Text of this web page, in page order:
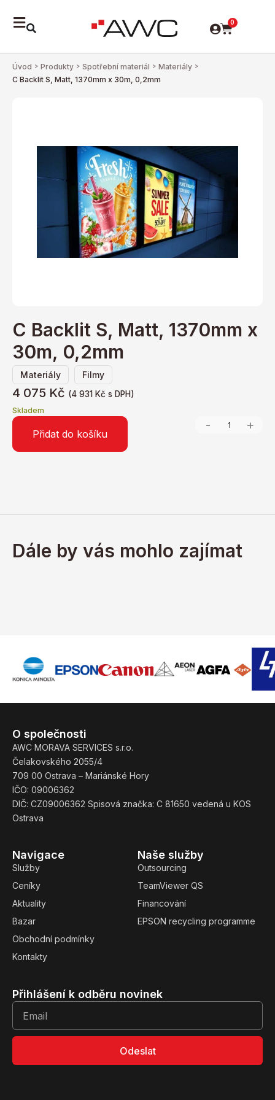
0
Úvod > Produkty > Spotřební materiál > Materiály >
C Backlit S, Matt, 1370mm x 30m, 0,2mm
Materiály Filmy
C Backlit S, Matt, 1370mm x
30m, 0,2mm
4 075 Kč (4 931 Kč s DPH)
Skladem
- +
Přidat do košíku
Dále by vás mohlo zajímat
Naše služby
Outsourcing
TeamViewer QS
Financování
EPSON recycling programme
Navigace
Služby
Ceníky
Aktuality
Bazar
Obchodní podmínky
Kontakty
O společnosti
AWC MORAVA SERVICES s.r.o.
Čelakovského 2055/4
709 00 Ostrava – Mariánské Hory
IČO: 09006362
DIČ: CZ09006362 Spisová značka: C 81650 vedená u KOS
Ostrava
Přihlášení k odběru novinek
Odeslat